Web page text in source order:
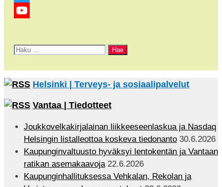
Twitter
Haku:
Helsinki | Terveys- ja sosiaalipalvelut
Vantaa | Tiedotteet
Joukkovelkakirjalainan liikkeeseenlaskua ja Nasdaq
Helsingin listalleottoa koskeva tiedonanto 30.6.2026
Kaupunginvaltuusto hyväksyi lentokentän ja Vantaan
ratikan asemakaavoja 22.6.2026
Kaupunginhallituksessa Vehkalan, Rekolan ja